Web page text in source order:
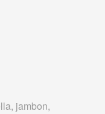
jambon,